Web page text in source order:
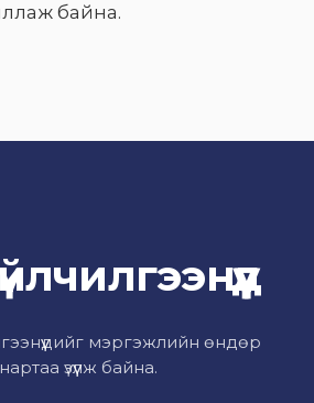
байна.
мэргэжлийн өндөр
үзүүлж байна.